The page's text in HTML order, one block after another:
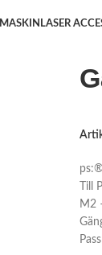
MASKIN LASER
Till
M2
Pass